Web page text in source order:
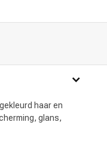
haar en
glans,